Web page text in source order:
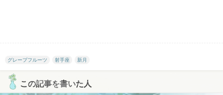
グレープフルーツ 射手座 新月
この記事を書いた人